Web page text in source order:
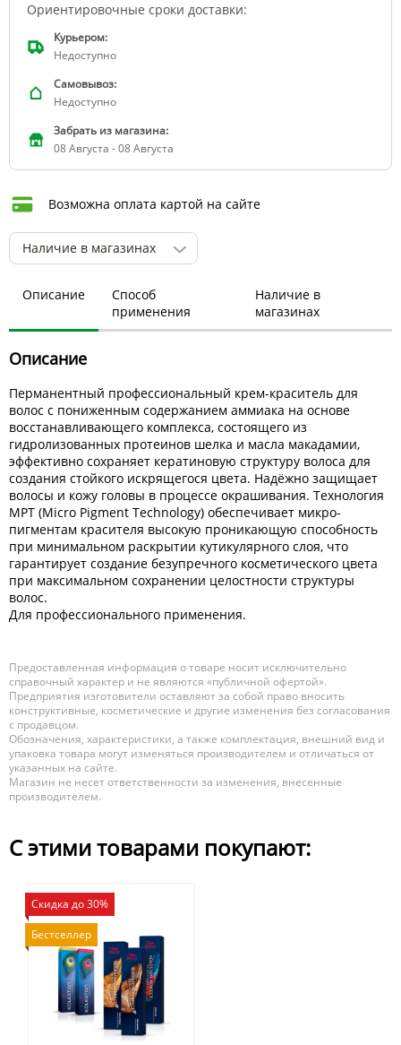
Ориентировочные сроки доставки:
Курьером:
Недоступно
Самовывоз:
Недоступно
Забрать из магазина:
08 Августа - 08 Августа
Возможна оплата картой на сайте
Наличие в магазинах
Описание
Способ
применения
Наличие в
магазинах
Описание
Перманентный профессиональный крем-краситель для
волос с пониженным содержанием аммиака на основе
восстанавливающего комплекса, состоящего из
гидролизованных протеинов шелка и масла макадамии,
эффективно сохраняет кератиновую структуру волоса для
создания стойкого искрящегося цвета. Надёжно защищает
волосы и кожу головы в процессе окрашивания. Технология
MPT (Micro Pigment Technology) обеспечивает микро­
пигментам красителя высокую проникающую способность
при минимальном раскрытии кутикулярного слоя, что
гарантирует создание безупречного косметического цвета
при максимальном сохранении целостности структуры
волос.
Для профессионального применения.
Предоставленная информация о товаре носит исключительно
справочный характер и не являются «публичной офертой».
Предприятия изготовители оставляют за собой право вносить
конструктивные, косметические и другие изменения без согласования
с продавцом.
Обозначения, характеристики, а также комплектация, внешний вид и
упаковка товара могут изменяться производителем и отличаться от
указанных на сайте.
Магазин не несет ответственности за изменения, внесенные
производителем.
С этими товарами покупают:
Скидка до 30%
Бестселлер